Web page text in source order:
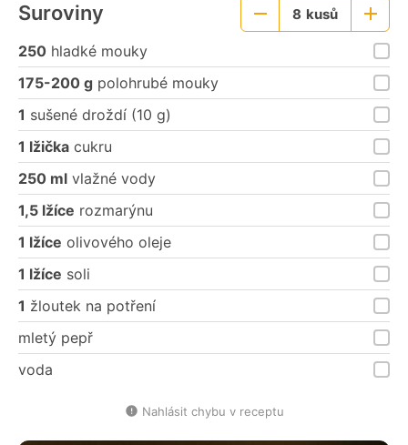
Suroviny
Menší8 kusů
Větší
porce
250 hladké mouky
175-200 g polohrubé mouky
1 sušené droždí (10 g)
1 lžička cukru
250 ml vlažné vody
1,5 lžíce rozmarýnu
1 lžíce olivového oleje
1 lžíce soli
1 žloutek na potření
mletý pepř
voda
Nahlásit chybu v receptu